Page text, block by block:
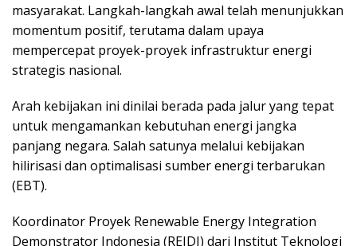
masyarakat. Langkah-langkah awal telah menunjukkan
momentum positif, terutama dalam upaya
mempercepat proyek-proyek infrastruktur energi
strategis nasional.
Arah kebijakan ini dinilai berada pada jalur yang tepat
untuk mengamankan kebutuhan energi jangka
panjang negara. Salah satunya melalui kebijakan
hilirisasi dan optimalisasi sumber energi terbarukan
(EBT).
Koordinator Proyek Renewable Energy Integration
Demonstrator Indonesia (REIDI) dari Institut Teknologi